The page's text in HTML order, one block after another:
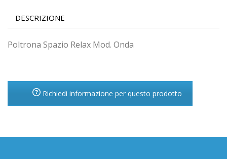
DESCRIZIONE
Poltrona Spazio Relax Mod. Onda
Richiedi informazione per questo prodotto